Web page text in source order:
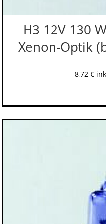
H3 12V 130
Xenon-Optik
8,72 €